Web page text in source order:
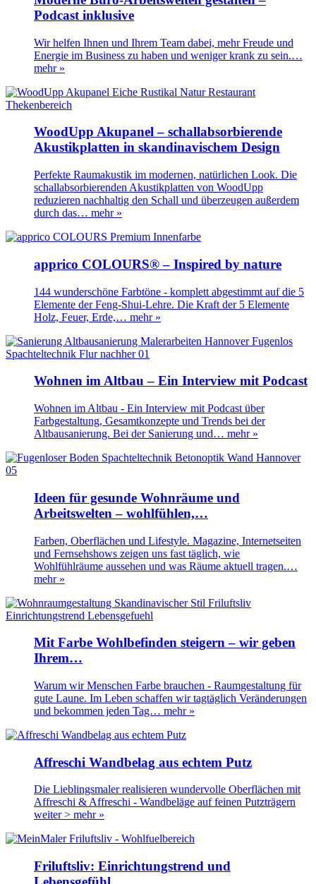
Podcast inklusive
Wir helfen Ihnen und Ihrem Team dabei, mehr Freude und
Energie im Business zu haben und weniger krank zu sein.…
mehr »
WoodUpp Akupanel – schallabsorbierende
Akustikplatten in skandinavischem Design
Perfekte Raumakustik im modernen, natürlichen Look. Die
schallabsorbierenden Akustikplatten von WoodUpp
reduzieren nachhaltig den Schall und überzeugen außerdem
durch das… mehr »
apprico COLOURS® – Inspired by nature
144 wunderschöne Farbtöne - komplett abgestimmt auf die 5
Elemente der Feng-Shui-Lehre. Die Kraft der 5 Elemente
Holz, Feuer, Erde,… mehr »
Wohnen im Altbau – Ein Interview mit Podcast
Wohnen im Altbau - Ein Interview mit Podcast über
Farbgestaltung, Gesamtkonzepte und Trends bei der
Altbausanierung. Bei der Sanierung und… mehr »
Ideen für gesunde Wohnräume und
Arbeitswelten – wohlfühlen,…
Farben, Oberflächen und Lifestyle. Magazine, Internetseiten
und Fernsehshows zeigen uns fast täglich, wie
Wohlfühlräume aussehen und was Räume aktuell tragen.…
mehr »
Mit Farbe Wohlbefinden steigern – wir geben
Ihrem…
Warum wir Menschen Farbe brauchen - Raumgestaltung für
gute Laune. Im Leben schaffen wir tagtäglich Veränderungen
und bekommen jeden Tag… mehr »
Affreschi Wandbelag aus echtem Putz
Die Lieblingsmaler realisieren wundervolle Oberflächen mit
Affreschi & Affreschi - Wandbeläge auf feinen Putzträgern
weiter > mehr »
Friluftsliv: Einrichtungstrend und